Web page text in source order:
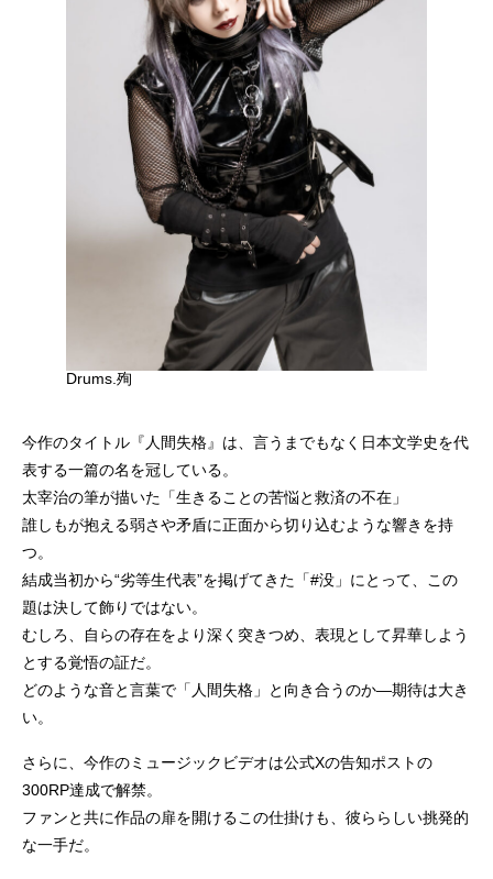
Drums.殉
今作のタイトル『人間失格』は、言うまでもなく日本文学史を代
表する一篇の名を冠している。
太宰治の筆が描いた「生きることの苦悩と救済の不在」
誰しもが抱える弱さや矛盾に正面から切り込むような響きを持
つ。
結成当初から“劣等生代表”を掲げてきた「#没」にとって、この
題は決して飾りではない。
むしろ、自らの存在をより深く突きつめ、表現として昇華しよう
とする覚悟の証だ。
どのような音と言葉で「人間失格」と向き合うのか―期待は大き
い。
さらに、今作のミュージックビデオは公式Xの告知ポストの
300RP達成で解禁。
ファンと共に作品の扉を開けるこの仕掛けも、彼ららしい挑発的
な一手だ。